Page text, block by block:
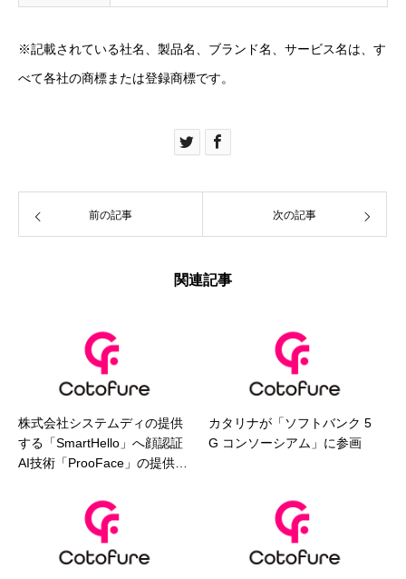
※記載されている社名、製品名、ブランド名、サービス名は、す
べて各社の商標または登録商標です。
前の記事 次の記事
関連記事
株式会社システムディの提供
する「SmartHello」へ顔認証
AI技術「ProoFace」の提供を
カタリナが「ソフトバンク 5
G コンソーシアム」に参画